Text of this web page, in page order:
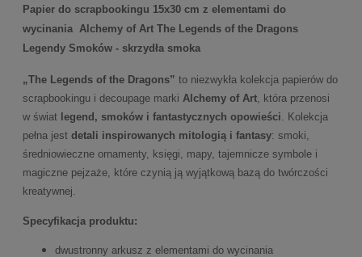
Papier do scrapbookingu 15x30 cm z elementami do
wycinania Alchemy of Art The Legends of the Dragons
Legendy Smoków - skrzydła smoka
„The Legends of the Dragons” to niezwykła kolekcja papierów do
scrapbookingu i decoupage marki Alchemy of Art , która przenosi
w świat legend, smoków i fantastycznych opowieści . Kolekcja
pełna jest detali inspirowanych mitologią i fantasy: smoki,
średniowieczne ornamenty, księgi, mapy, tajemnicze symbole i
magiczne pejzaże, które czynią ją wyjątkową bazą do twórczości
kreatywnej.
Specyfikacja produktu:
dwustronny arkusz z elementami do wycinania